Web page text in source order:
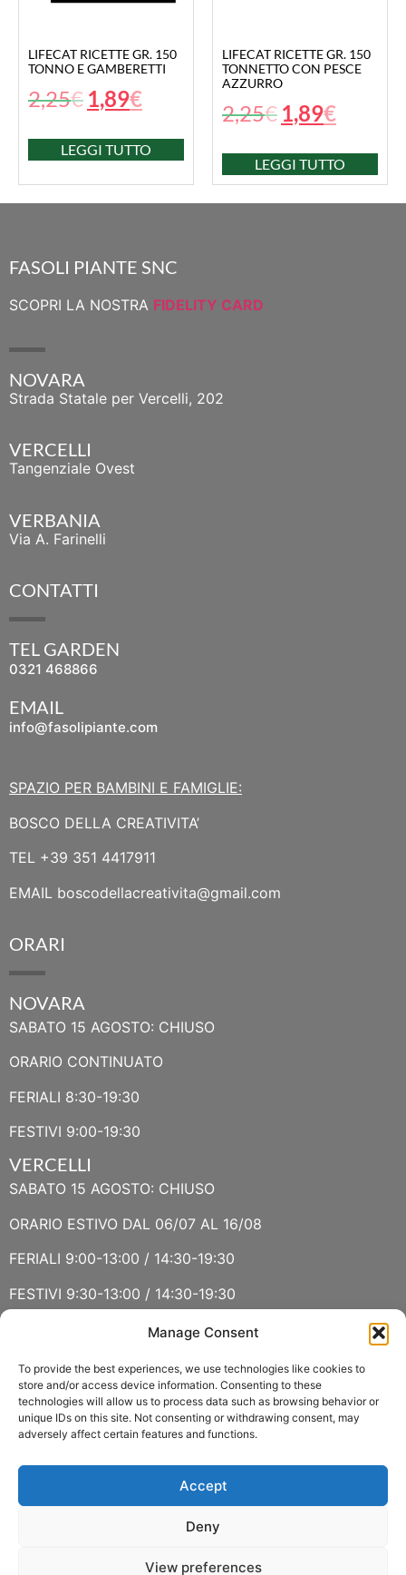
Manage Consent
To provide the best experiences, we use technologies like cookies to
store and/or access device information. Consenting to these
technologies will allow us to process data such as browsing behavior or
unique IDs on this site. Not consenting or withdrawing consent, may
adversely affect certain features and functions.
Accept
Deny
View preferences
LIFECAT RICETTE GR. 150
TONNO E GAMBERETTI
2,25€ 1,89€
LEGGI TUTTO
LIFECAT RICETTE GR. 150
TONNETTO CON PESCE
AZZURRO
2,25€ 1,89€
LEGGI TUTTO
FASOLI PIANTE SNC
SCOPRI LA NOSTRA FIDELITY CARD
NOVARA
Strada Statale per Vercelli, 202
VERCELLI
Tangenziale Ovest
VERBANIA
Via A. Farinelli
CONTATTI
TEL GARDEN
0321 468866
EMAIL
info@fasolipiante.com
SPAZIO PER BAMBINI E FAMIGLIE:
BOSCO DELLA CREATIVITA’
TEL +39 351 4417911
EMAIL boscodellacreativita@gmail.com
ORARI
NOVARA
SABATO 15 AGOSTO: CHIUSO
ORARIO CONTINUATO
FERIALI 8:30-19:30
FESTIVI 9:00-19:30
VERCELLI
SABATO 15 AGOSTO: CHIUSO
ORARIO ESTIVO DAL 06/07 AL 16/08
FERIALI 9:00-13:00 / 14:30-19:30
FESTIVI 9:30-13:00 / 14:30-19:30
SABATO 15 AGOSTO E DOMENICA 16 AGOSTO: CHIUSO
ORARIO ESTIVO LUGLIO E AGOSTO
FERIALI 8:30-13:00 / 15:00-19:00
FESTIVI 8:30-12:30